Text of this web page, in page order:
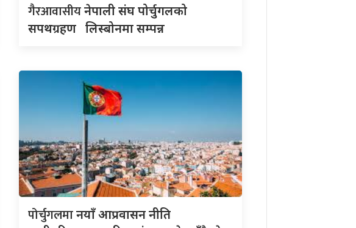
गैरआवासीयनेपाली संघ पोर्चुगलको
सपथग्रहण लिस्बोनमा सम्पन्न
पोर्चुगलमानयाँ आप्रवासन नीति